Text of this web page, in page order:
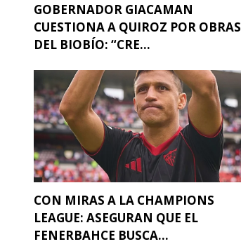
GOBERNADOR GIACAMAN
CUESTIONA A QUIROZ POR OBRAS
DEL BIOBÍO: “CRE...
CON MIRAS A LA CHAMPIONS
LEAGUE: ASEGURAN QUE EL
FENERBAHCE BUSCA...